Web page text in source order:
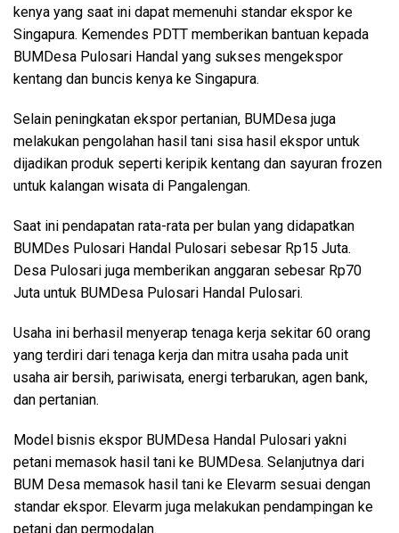
kenya yang saat ini dapat memenuhi standar ekspor ke
Singapura. Kemendes PDTT memberikan bantuan kepada
BUMDesa Pulosari Handal yang sukses mengekspor
kentang dan buncis kenya ke Singapura.
Selain peningkatan ekspor pertanian, BUMDesa juga
melakukan pengolahan hasil tani sisa hasil ekspor untuk
dijadikan produk seperti keripik kentang dan sayuran frozen
untuk kalangan wisata di Pangalengan.
Saat ini pendapatan rata-rata per bulan yang didapatkan
BUMDes Pulosari Handal Pulosari sebesar Rp15 Juta.
Desa Pulosari juga memberikan anggaran sebesar Rp70
Juta untuk BUMDesa Pulosari Handal Pulosari.
Usaha ini berhasil menyerap tenaga kerja sekitar 60 orang
yang terdiri dari tenaga kerja dan mitra usaha pada unit
usaha air bersih, pariwisata, energi terbarukan, agen bank,
dan pertanian.
Model bisnis ekspor BUMDesa Handal Pulosari yakni
petani memasok hasil tani ke BUMDesa. Selanjutnya dari
BUM Desa memasok hasil tani ke Elevarm sesuai dengan
standar ekspor. Elevarm juga melakukan pendampingan ke
petani dan permodalan.